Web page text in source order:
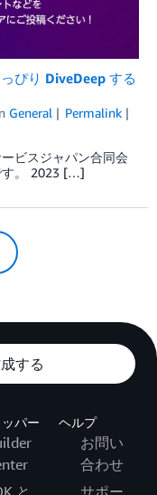
ぴり DiveDeep する
General
Permalink
ビスジャパン合同会
す。 2023 […]
する
パー ヘルプ
お問い
合わせ